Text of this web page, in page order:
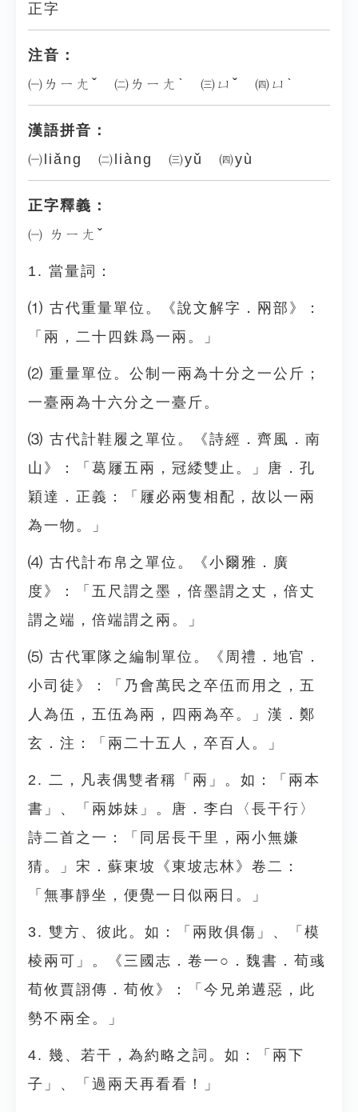
正字
注音：
㈠ㄌㄧㄤˇ ㈡ㄌㄧㄤˋ ㈢ㄩˇ ㈣ㄩˋ
漢語拼音：
㈠liǎng ㈡liàng ㈢yǔ ㈣yù
正字釋義：
㈠ ㄌㄧㄤˇ
1. 當量詞：
⑴ 古代重量單位。《說文解字．㒳部》：
「兩，二十四銖爲一兩。」
⑵ 重量單位。公制一兩為十分之一公斤；
一臺兩為十六分之一臺斤。
⑶ 古代計鞋履之單位。《詩經．齊風．南
山》：「葛屨五兩，冠緌雙止。」唐．孔
穎達．正義：「屨必兩隻相配，故以一兩
為一物。」
⑷ 古代計布帛之單位。《小爾雅．廣
度》：「五尺謂之墨，倍墨謂之丈，倍丈
謂之端，倍端謂之兩。」
⑸ 古代軍隊之編制單位。《周禮．地官．
小司徒》：「乃會萬民之卒伍而用之，五
人為伍，五伍為兩，四兩為卒。」漢．鄭
玄．注：「兩二十五人，卒百人。」
2. 二，凡表偶雙者稱「兩」。如：「兩本
書」、「兩姊妹」。唐．李白〈長干行〉
詩二首之一：「同居長干里，兩小無嫌
猜。」宋．蘇東坡《東坡志林》卷二：
「無事靜坐，便覺一日似兩日。」
3. 雙方、彼此。如：「兩敗俱傷」、「模
棱兩可」。《三國志．卷一○．魏書．荀彧
荀攸賈詡傳．荀攸》：「今兄弟遘惡，此
勢不兩全。」
4. 幾、若干，為約略之詞。如：「兩下
子」、「過兩天再看看！」